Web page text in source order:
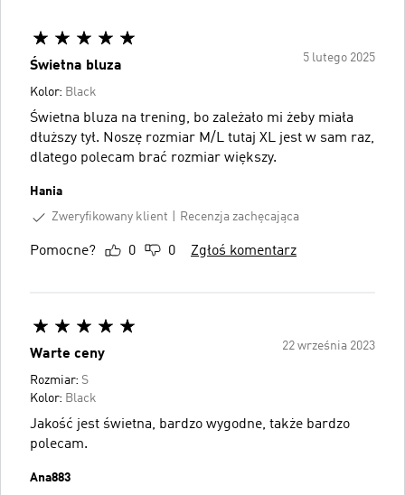
5 lutego 2025
Świetna bluza
Kolor: Black
Świetna bluza na trening, bo zależało mi żeby miała
dłuższy tył. Noszę rozmiar M/L tutaj XL jest w sam raz,
dlatego polecam brać rozmiar większy.
Hania
Zweryfikowany klient
Recenzja zachęcająca
Pomocne? 0 0 Zgłoś komentarz
22 września 2023
Warte ceny
Rozmiar: S
Kolor: Black
Jakość jest świetna, bardzo wygodne, także bardzo
polecam.
Ana883